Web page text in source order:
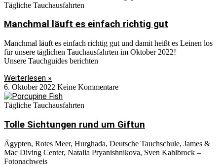
Tägliche Tauchausfahrten
Manchmal läuft es einfach richtig gut
Manchmal läuft es einfach richtig gut und damit heißt es Leinen los
für unsere täglichen Tauchausfahrten im Oktober 2022!
Unsere Tauchguides berichten
Weiterlesen »
6. Oktober 2022 Keine Kommentare
Tägliche Tauchausfahrten
Tolle Sichtungen rund um Giftun
Ägypten, Rotes Meer, Hurghada, Deutsche Tauchschule, James &
Mac Diving Center, Natalia Pryanishnikova, Sven Kahlbrock –
Fotonachweis